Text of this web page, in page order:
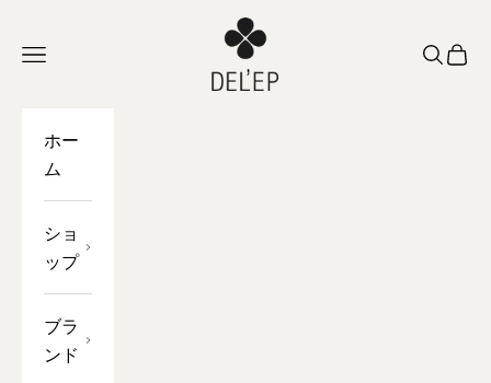
ナビゲーションを開く
オープ
バス
ホー
ム
ショ
ップ
ブラ
ンド